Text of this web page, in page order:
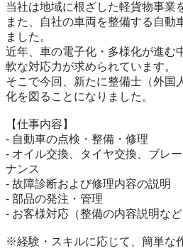
当社は地域に根ざした軽貨物事業
また、自社の車両を整備する自動
ました。
近年、車の電子化・多様化が進む
軟な対応力が求められています。
そこで今回、新たに整備士（外国
化を図ることになりました。
【仕事内容】
- 自動車の点検・整備・修理
- オイル交換、タイヤ交換、ブレ
ナンス
- 故障診断および修理内容の説明
- 部品の発注・管理
- お客様対応（整備の内容説明な
※経験・スキルに応じて、簡単な